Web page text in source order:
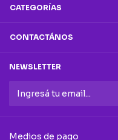
CATEGORÍAS
CONTACTÁNOS
NEWSLETTER
Medios de pago